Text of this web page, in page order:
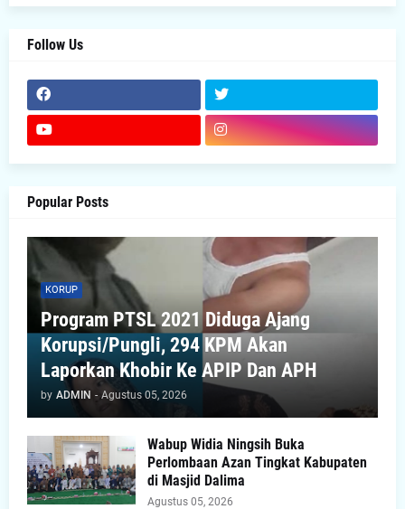
Follow Us
Popular Posts
KORUP
Program PTSL 2021 Diduga Ajang
Korupsi/Pungli, 294 KPM Akan
Laporkan Khobir Ke APIP Dan APH
by ADMIN - Agustus 05, 2026
Wabup Widia Ningsih Buka
Perlombaan Azan Tingkat Kabupaten
di Masjid Dalima
Agustus 05, 2026